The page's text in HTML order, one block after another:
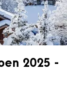
2025 -